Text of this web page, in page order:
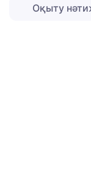
Оқыту